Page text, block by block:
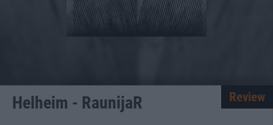
Helheim - RaunijaR Review